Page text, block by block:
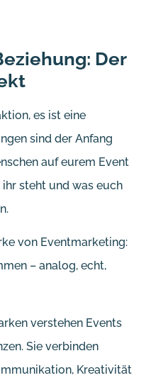
Der
es ist eine
sind der Anfang
auf eurem Event
steht und was euch
von Eventmarketing:
– analog, echt,
verstehen Events
Sie verbinden
Kreativität